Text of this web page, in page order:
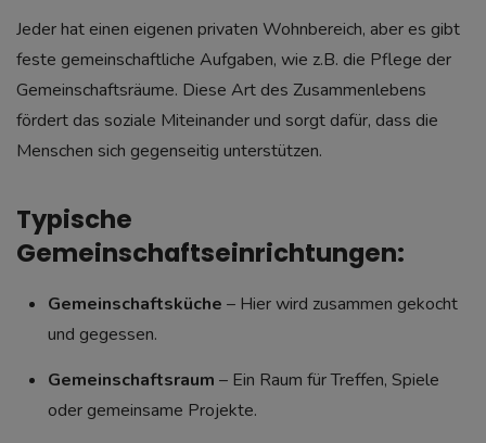
Jeder hat einen eigenen privaten Wohnbereich, aber es gibt
feste gemeinschaftliche Aufgaben, wie z.B. die Pflege der
Gemeinschaftsräume. Diese Art des Zusammenlebens
fördert das soziale Miteinander und sorgt dafür, dass die
Menschen sich gegenseitig unterstützen.
Typische
Gemeinschaftseinrichtungen:
Gemeinschaftsküche – Hier wird zusammen gekocht
und gegessen.
Gemeinschaftsraum – Ein Raum für Treffen, Spiele
oder gemeinsame Projekte.